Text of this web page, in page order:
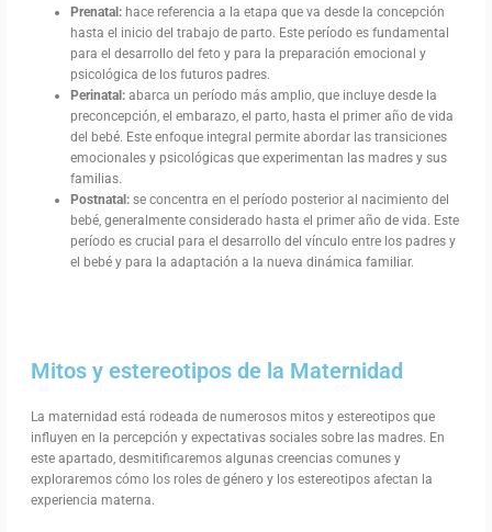
Prenatal: hace referencia a la etapa que va desde la concepción
hasta el inicio del trabajo de parto. Este período es fundamental
para el desarrollo del feto y para la preparación emocional y
psicológica de los futuros padres.
Perinatal:abarca un período más amplio, que incluye desde la
preconcepción, el embarazo, el parto, hasta el primer año de vida
del bebé. Este enfoque integral permite abordar las transiciones
emocionales y psicológicas que experimentan las madres y sus
familias.
Postnatal:se concentra en el período posterior al nacimiento del
bebé, generalmente considerado hasta el primer año de vida. Este
período es crucial para el desarrollo del vínculo entre los padres y
el bebé y para la adaptación a la nueva dinámica familiar.
Mitos y estereotipos de la Maternidad
La maternidad está rodeada de numerosos mitos y estereotipos que
influyen en la percepción y expectativas sociales sobre las madres. En
este apartado, desmitificaremos algunas creencias comunes y
exploraremos cómo los roles de género y los estereotipos afectan la
experiencia materna.